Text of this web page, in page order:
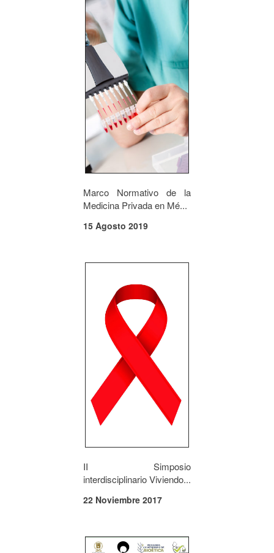
Marco Normativo de la
Medicina Privada en Mé...
15 Agosto 2019
II Simposio
interdisciplinario Viviendo...
22 Noviembre 2017